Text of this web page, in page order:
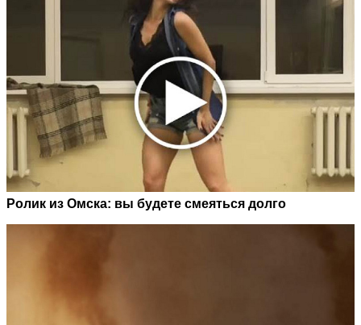
Ролик из Омска: вы будете смеяться долго